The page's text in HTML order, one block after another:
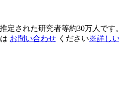
定された研究者等約30万人です。
お問い合わせ ください※詳し